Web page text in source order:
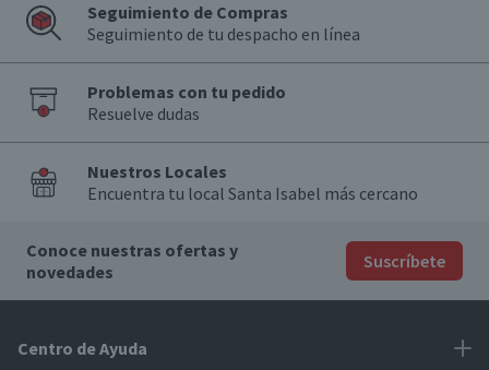
Seguimiento de Compras
Seguimiento de tu despacho en línea
Problemas con tu pedido
Resuelve dudas
Nuestros Locales
Encuentra tu local Santa Isabel más cercano
Conoce nuestras ofertas y
novedades
Suscríbete
Centro de Ayuda